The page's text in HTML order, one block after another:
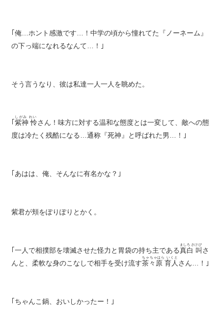
｢俺…ホント感激です…！中学の頃から憧れてた『ノーネーム』
の下っ端になれるなんて…！｣
そう言うなり、彼は私達一人一人を眺めた。
紫神 怜
しがみ れい
さん！味方に対する温和な態度とは一変して、敵への態
度は冷たく残酷になる…通称『死神』と呼ばれた男…！｣
｢あはは、俺、そんなに有名かな？｣
紫君が頬をぽりぽりとかく。
｢一人で相撲部を壊滅させた怪力と胃袋の持ち主である真白 叫
ましろ さけび
さ
んと、柔軟な身のこなしで相手を受け流す茶々原 育人
ちゃちゃはら いくと
さん…！｣
｢ちゃんこ鍋、おいしかったー！｣